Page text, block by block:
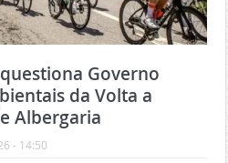
Governo
da Volta a
Albergaria
- 14:50